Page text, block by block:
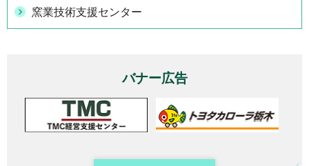
窯業技術支援センター
バナー広告